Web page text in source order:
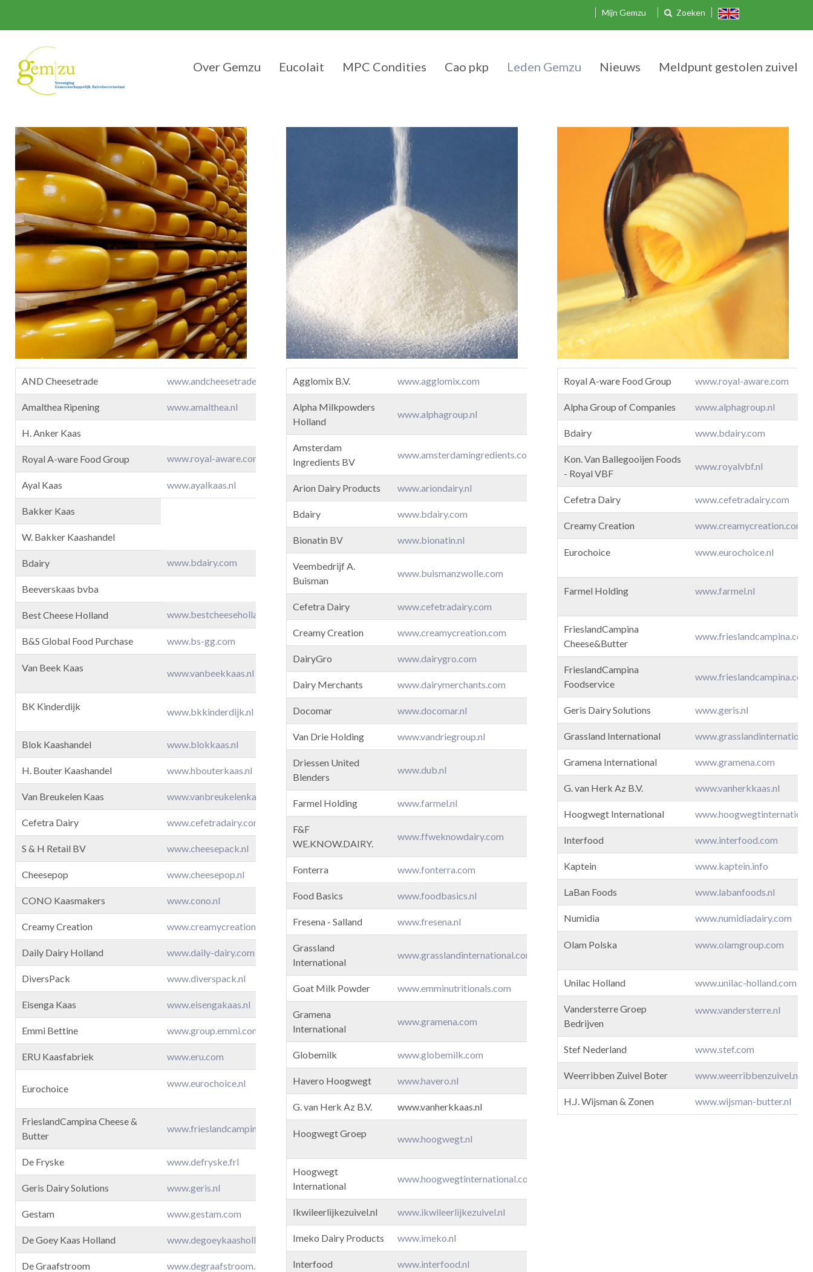
Mijn Gemzu Zoeken
Over Gemzu
Overige Dienstverlening
Zuivelnieuws digitaal
Adres Gemzu
Eucolait MPC Condities Cao pkp Leden Gemzu Nieuws Meldpunt gestolen zuivel
AND Cheesetrade www.andcheesetrade.nl
Amalthea Ripening www.amalthea.nl
H. Anker Kaas
Royal A-ware Food Group www.royal-aware.com
Ayal Kaas www.ayalkaas.nl
Bakker Kaas
W. Bakker Kaashandel
Bdairy www.bdairy.com
Beeverskaas bvba
Best Cheese Holland www.bestcheeseholland.nl
B&S Global Food Purchase www.bs-gg.com
Van Beek Kaas www.vanbeekkaas.nl
BK Kinderdijk www.bkkinderdijk.nl
Blok Kaashandel www.blokkaas.nl
H. Bouter Kaashandel www.hbouterkaas.nl
Van Breukelen Kaas www.vanbreukelenkaas.nl
Cefetra Dairy www.cefetradairy.com
S & H Retail BV www.cheesepack.nl
Cheesepop www.cheesepop.nl
CONO Kaasmakers www.cono.nl
Creamy Creation www.creamycreation.com
Daily Dairy Holland www.daily-dairy.com
DiversPack www.diverspack.nl
Eisenga Kaas www.eisengakaas.nl
Emmi Bettine www.group.emmi.com
ERU Kaasfabriek www.eru.com
Eurochoice www.eurochoice.nl
FrieslandCampina Cheese &
Butter
www.frieslandcampina.com
De Fryske www.defryske.frl
Geris Dairy Solutions www.geris.nl
Gestam www.gestam.com
De Goey Kaas Holland www.degoeykaasholland.com
De Graafstroom www.degraafstroom.com
Agglomix B.V. www.agglomix.com
Alpha Milkpowders
Holland
www.alphagroup.nl
Amsterdam
Ingredients BV
www.amsterdamingredients.com
Arion Dairy Products www.ariondairy.nl
Bdairy www.bdairy.com
Bionatin BV www.bionatin.nl
Veembedrijf A.
Buisman
www.buismanzwolle.com
Cefetra Dairy www.cefetradairy.com
Creamy Creation www.creamycreation.com
DairyGro www.dairygro.com
Dairy Merchants www.dairymerchants.com
Docomar www.docomar.nl
Van Drie Holding www.vandriegroup.nl
Driessen United
Blenders
www.dub.nl
Farmel Holding www.farmel.nl
F&F
WE.KNOW.DAIRY.
www.ffweknowdairy.com
Fonterra www.fonterra.com
Food Basics www.foodbasics.nl
Fresena - Salland www.fresena.nl
Grassland
International
www.grasslandinternational.com
Goat Milk Powder www.emminutritionals.com
Gramena
International
www.gramena.com
Globemilk www.globemilk.com
Havero Hoogwegt www.havero.nl
G. van Herk Az B.V. www.vanherkkaas.nl
Hoogwegt Groep www.hoogwegt.nl
Hoogwegt
International
www.hoogwegtinternational.com
Ikwileerlijkezuivel.nl www.ikwileerlijkezuivel.nl
Imeko Dairy Products www.imeko.nl
Interfood www.interfood.nl
Royal A-ware Food Group www.royal-aware.com
Alpha Group of Companies www.alphagroup.nl
Bdairy www.bdairy.com
Kon. Van Ballegooijen Foods
- Royal VBF
www.royalvbf.nl
Cefetra Dairy www.cefetradairy.com
Creamy Creation www.creamycreation.com
Eurochoice www.eurochoice.nl
Farmel Holding www.farmel.nl
FrieslandCampina
Cheese&Butter
www.frieslandcampina.com
FrieslandCampina
Foodservice
www.frieslandcampina.com
Geris Dairy Solutions www.geris.nl
Grassland International
Gramena International www.gramena.com
G. van Herk Az B.V. www.vanherkkaas.nl
Hoogwegt International
Interfood www.interfood.com
Kaptein www.kaptein.info
LaBan Foods www.labanfoods.nl
Numidia www.numidiadairy.com
Olam Polska www.olamgroup.com
Unilac Holland www.unilac-holland.com
Vandersterre Groep
Bedrijven
www.vandersterre.nl
Stef Nederland www.stef.com
Weerribben Zuivel Boter www.weerribbenzuivel.nl
H.J. Wijsman & Zonen www.wijsman-butter.nl